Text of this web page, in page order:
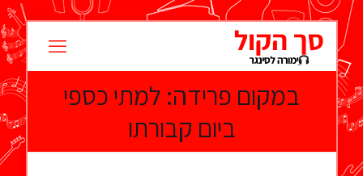
במקום פרידה: למתי כספי
ביום קבורתו